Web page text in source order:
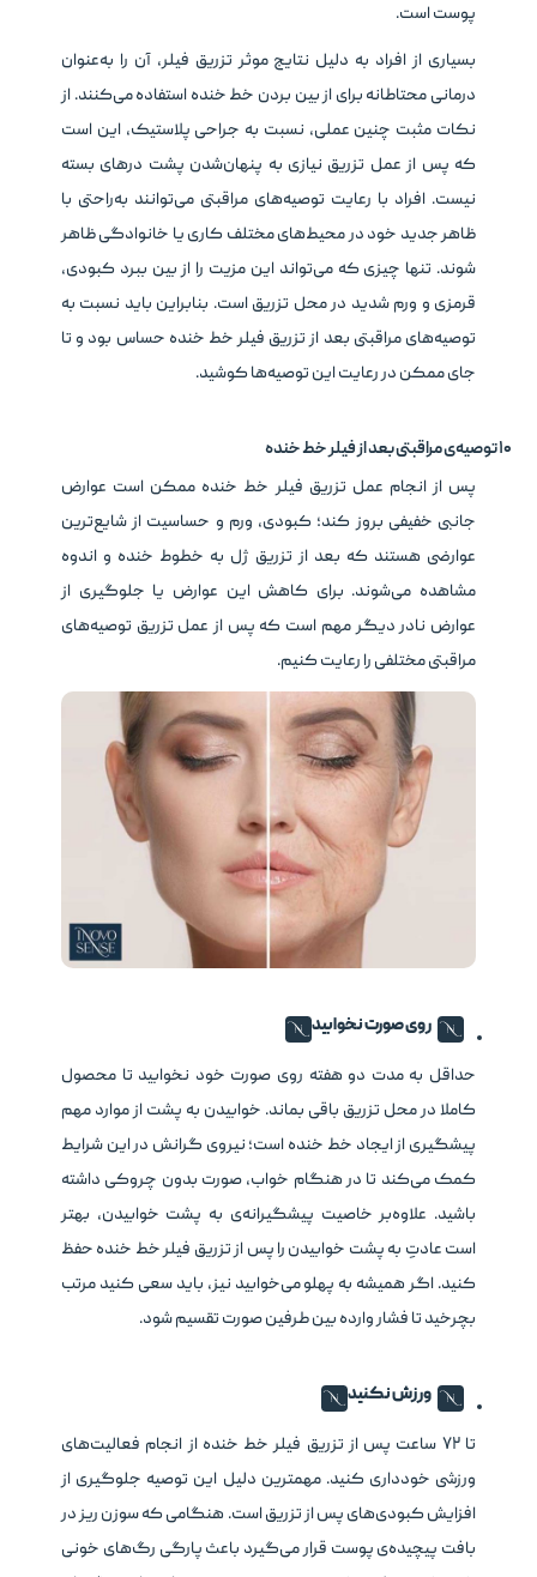
پوست است.
بسیاری از افراد به دلیل نتایج موثر تزریق فیلر، آن را به‌عنوان
درمانی محتاطانه برای از بین بردن خط خنده استفاده می‌کنند. از
نکات مثبت چنین عملی، نسبت به جراحی پلاستیک، این است
که پس از عمل تزریق نیازی به پنهان‌شدن پشت درهای بسته
نیست. افراد با رعایت توصیه‌های مراقبتی می‌توانند به‌راحتی با
ظاهر جدید خود در محیط‌های مختلف کاری یا خانوادگی ظاهر
شوند. تنها چیزی که می‌تواند این مزیت را از بین ببرد کبودی،
قرمزی و ورم شدید در محل تزریق است. بنابراین باید نسبت به
توصیه‌های مراقبتی بعد از تزریق فیلر خط خنده حساس بود و تا
جای ممکن در رعایت این توصیه‌ها کوشید.
۱۰ توصیه‌ی مراقبتی بعد از فیلر خط خنده
پس از انجام عمل تزریق فیلر خط خنده ممکن است عوارض
جانبی خفیفی بروز کند؛ کبودی، ورم و حساسیت از شایع‌ترین
عوارضی هستند که بعد از تزریق ژل به خطوط خنده و اندوه
مشاهده می‌شوند. برای کاهش این عوارض یا جلوگیری از
عوارض نادر دیگر مهم است که پس از عمل تزریق توصیه‌های
مراقبتی مختلفی را رعایت کنیم.
روی صورت نخوابید
حداقل به مدت دو هفته روی صورت خود نخوابید تا محصول
کاملا در محل تزریق باقی بماند. خوابیدن به پشت از موارد مهم
پیشگیری از ایجاد خط خنده است؛ نیروی گرانش در این شرایط
کمک می‌کند تا در هنگام خواب، صورت بدون چروکی داشته
باشید. علاوه‌بر خاصیت پیشگیرانه‌ی به پشت خوابیدن، بهتر
است عادتِ به پشت خوابیدن را پس از تزریق فیلر خط خنده حفظ
کنید. اگر همیشه به پهلو می‌خوابید نیز، باید سعی کنید مرتب
بچرخید تا فشار وارده بین طرفین صورت تقسیم شود.
ورزش نکنید
تا ۷۲ ساعت پس از تزریق فیلر خط خنده از انجام فعالیت‌های
ورزشی خودداری کنید. مهمترین دلیل این توصیه جلوگیری از
افزایش کبودی‌های پس از تزریق است. هنگامی که سوزن ریز در
بافت پیچیده‌ی پوست قرار می‌گیرد باعث پارگی رگ‌های خونی